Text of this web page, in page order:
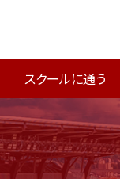
スクールに通う